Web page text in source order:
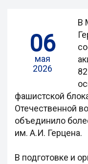
06
мая
2026
В
фашистской
Отечественной
объединило
им. А.И. Герцена.
В подготовке и